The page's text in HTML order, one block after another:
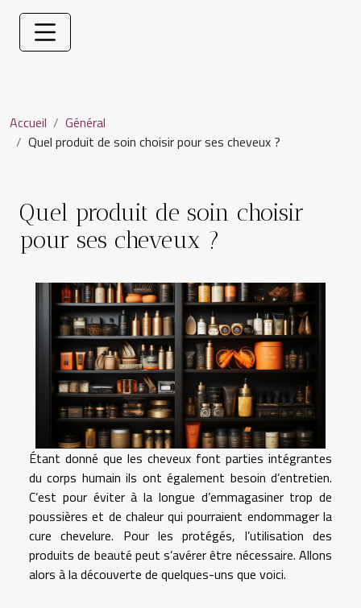
Accueil
Général
Quel produit de soin choisir pour ses cheveux ?
Quel produit de soin choisir
pour ses cheveux ?
Étant donné que les cheveux font parties intégrantes
du corps humain ils ont également besoin d’entretien.
C’est pour éviter à la longue d’emmagasiner trop de
poussières et de chaleur qui pourraient endommager la
cure chevelure. Pour les protégés, l’utilisation des
produits de beauté peut s’avérer être nécessaire. Allons
alors à la découverte de quelques-uns que voici.